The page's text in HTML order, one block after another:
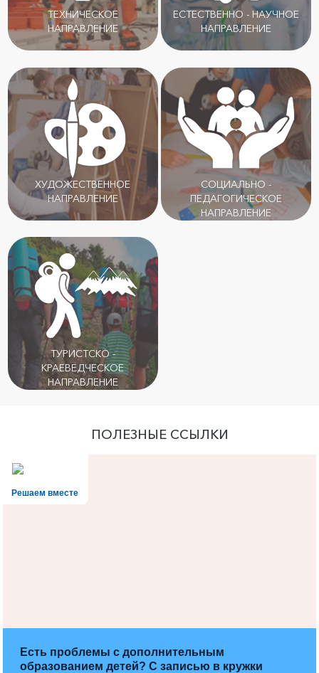
ТЕХНИЧЕСКОЕ
НАПРАВЛЕНИЕ
ЕСТЕСТВЕННО - НАУЧНОЕ
НАПРАВЛЕНИЕ
ХУДОЖЕСТВЕННОЕ
НАПРАВЛЕНИЕ
СОЦИАЛЬНО -
ПЕДАГОГИЧЕСКОЕ
НАПРАВЛЕНИЕ
ТУРИСТСКО -
КРАЕВЕДЧЕСКОЕ
НАПРАВЛЕНИЕ
ПОЛЕЗНЫЕ ССЫЛКИ
Решаем вместе
Есть проблемы с дополнительным
образованием детей? С записью в кружки